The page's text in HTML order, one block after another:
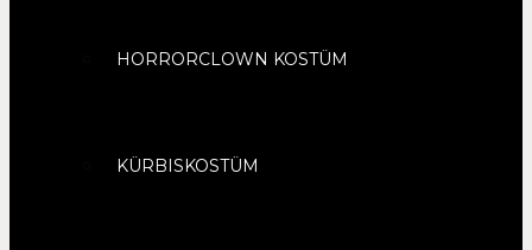
HORRORCLOWN KOSTÜM
KÜRBISKOSTÜM